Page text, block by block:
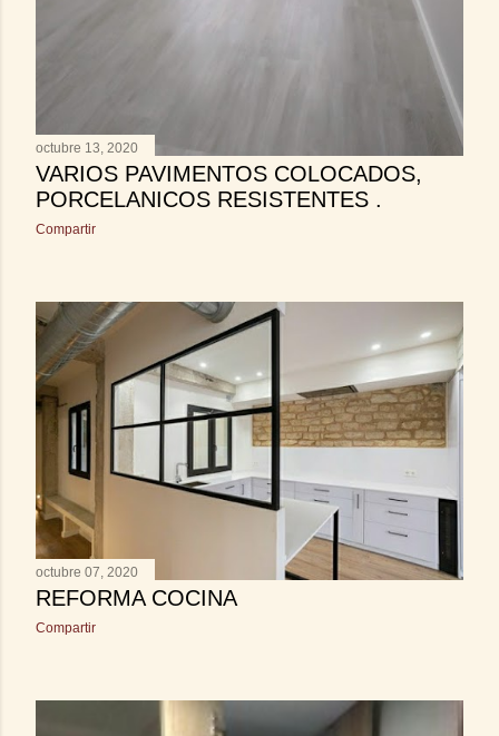
octubre 13, 2020
VARIOS PAVIMENTOS COLOCADOS,
PORCELANICOS RESISTENTES .
Compartir
octubre 07, 2020
REFORMA COCINA
Compartir